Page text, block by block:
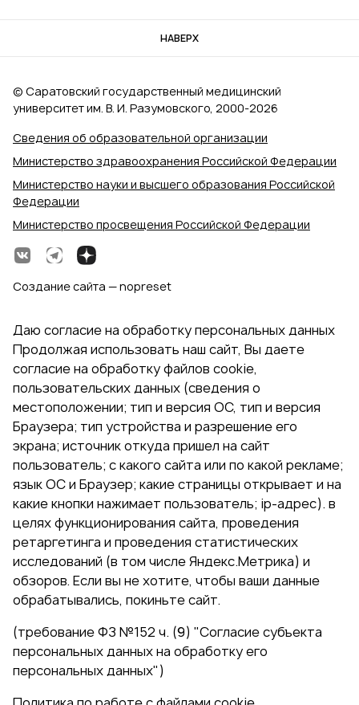
НАВЕРХ
Сведения об образовательной организации
Министерство здравоохранения Российской Федерации
Министерство науки и высшего образования Российской
Федерации
Министерство просвещения Российской Федерации
© Саратовский государственный медицинский
университет им. В. И. Разумовского, 2000‑2026
Создание сайта — nopreset
Даю согласие на обработку персональных данных
Продолжая использовать наш сайт, Вы даете
согласие на обработку файлов cookie,
пользовательских данных (сведения о
местоположении; тип и версия ОС, тип и версия
Браузера; тип устройства и разрешение его
экрана; источник откуда пришел на сайт
пользователь; с какого сайта или по какой рекламе;
язык ОС и Браузер; какие страницы открывает и на
какие кнопки нажимает пользователь; ip-адрес). в
целях функционирования сайта, проведения
ретаргетинга и проведения статистических
исследований (в том числе Яндекс.Метрика) и
обзоров. Если вы не хотите, чтобы ваши данные
обрабатывались, покиньте сайт.
(требование ФЗ №152 ч. (9) "Согласие субъекта
персональных данных на обработку его
персональных данных")